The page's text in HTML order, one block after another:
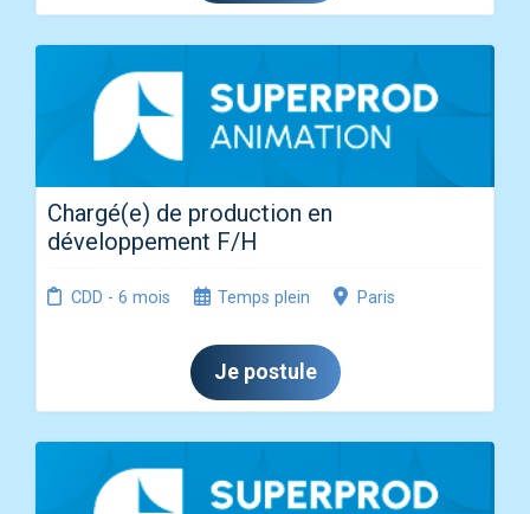
Chargé(e) de production en
développement F/H
CDD - 6 mois Temps plein Paris
Je postule